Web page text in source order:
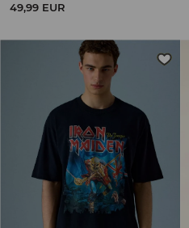
49,99 EUR